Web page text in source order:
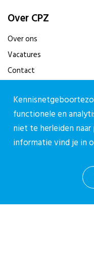
Over CPZ
Over ons
Vacatures
Contact
Contact
Contactpagina
Mercatorlaan 1200, 3528
functionele en
niet te herleiden
informatie vind je in